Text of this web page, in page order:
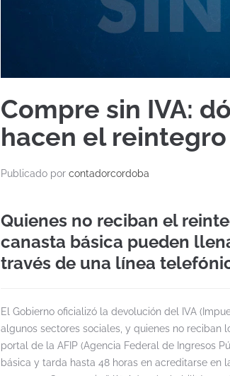
Compre sin IVA:
hacen el reintegro
Publicado por contadorcordoba
Quienes no reciban el
canasta básica pueden
través de una línea
El Gobierno oficializó la devolución del IVA
algunos sectores sociales, y quienes no reciban
portal de la AFIP (Agencia Federal de Ingresos
básica y tarda hasta 48 horas en acreditarse en